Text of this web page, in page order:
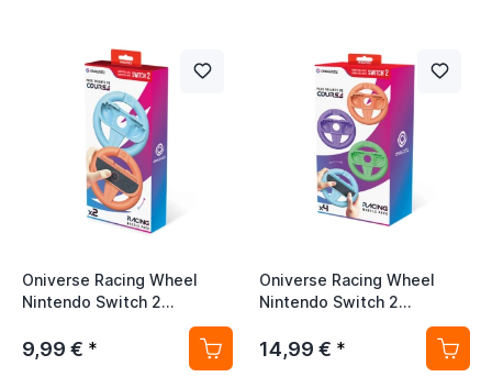
Oniverse Racing Wheel
Nintendo Switch 2
Controller Holder 2-Pack
9,99 € *
Oniverse Racing Wheel
Nintendo Switch 2
Controller Holder 4-Pack
14,99 € *